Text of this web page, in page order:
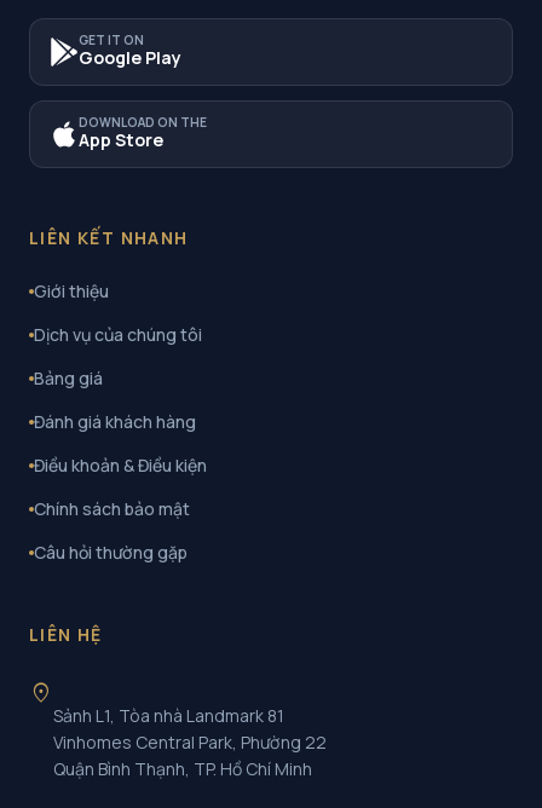
GET IT ON
Google Play
DOWNLOAD ON THE
App Store
LIÊN KẾT NHANH
Giới thiệu
Dịch vụ của chúng tôi
Bảng giá
Đánh giá khách hàng
Điều khoản & Điều kiện
Chính sách bảo mật
Câu hỏi thường gặp
LIÊN HỆ
location_on
Sảnh L1, Tòa nhà Landmark 81
Vinhomes Central Park, Phường 22
Quận Bình Thạnh, TP. Hồ Chí Minh